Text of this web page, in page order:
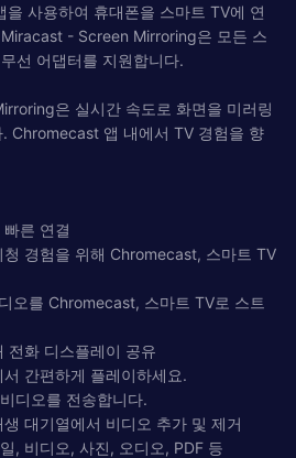
사용하여 휴대폰을 스마트 TV에 연
- Screen Mirroring은 모든 스
선 어댑터를 지원합니다.
은 실시간 속도로 화면을 미러링
Chromecast 앱 내에서 TV 경험을 향
른 연결
경험을 위해 Chromecast, 스마트 TV
오를 Chromecast, 스마트 TV로 스트
전화 디스플레이 공유
간편하게 플레이하세요.
디오를 전송합니다.
대기열에서 비디오 추가 및 제거
, 비디오, 사진, 오디오, PDF 등